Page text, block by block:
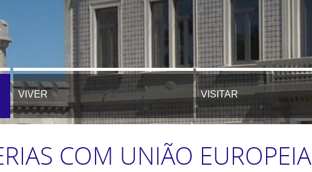
VIVER VISITAR
COM UNIÃO EUROPEIA